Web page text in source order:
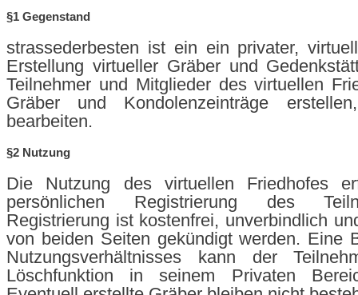
§1 Gegenstand
strassederbesten ist ein ein privater,
Erstellung virtueller Gräber und
Teilnehmer und Mitglieder des virtuellen
Gräber und Kondolenzeinträge
bearbeiten.
§2 Nutzung
Die Nutzung des virtuellen Friedhofes
persönlichen Registrierung des
Registrierung ist kostenfrei, unverbindlich
von beiden Seiten gekündigt werden. Eine
Nutzungsverhältnisses kann der
Löschfunktion in seinem Privaten